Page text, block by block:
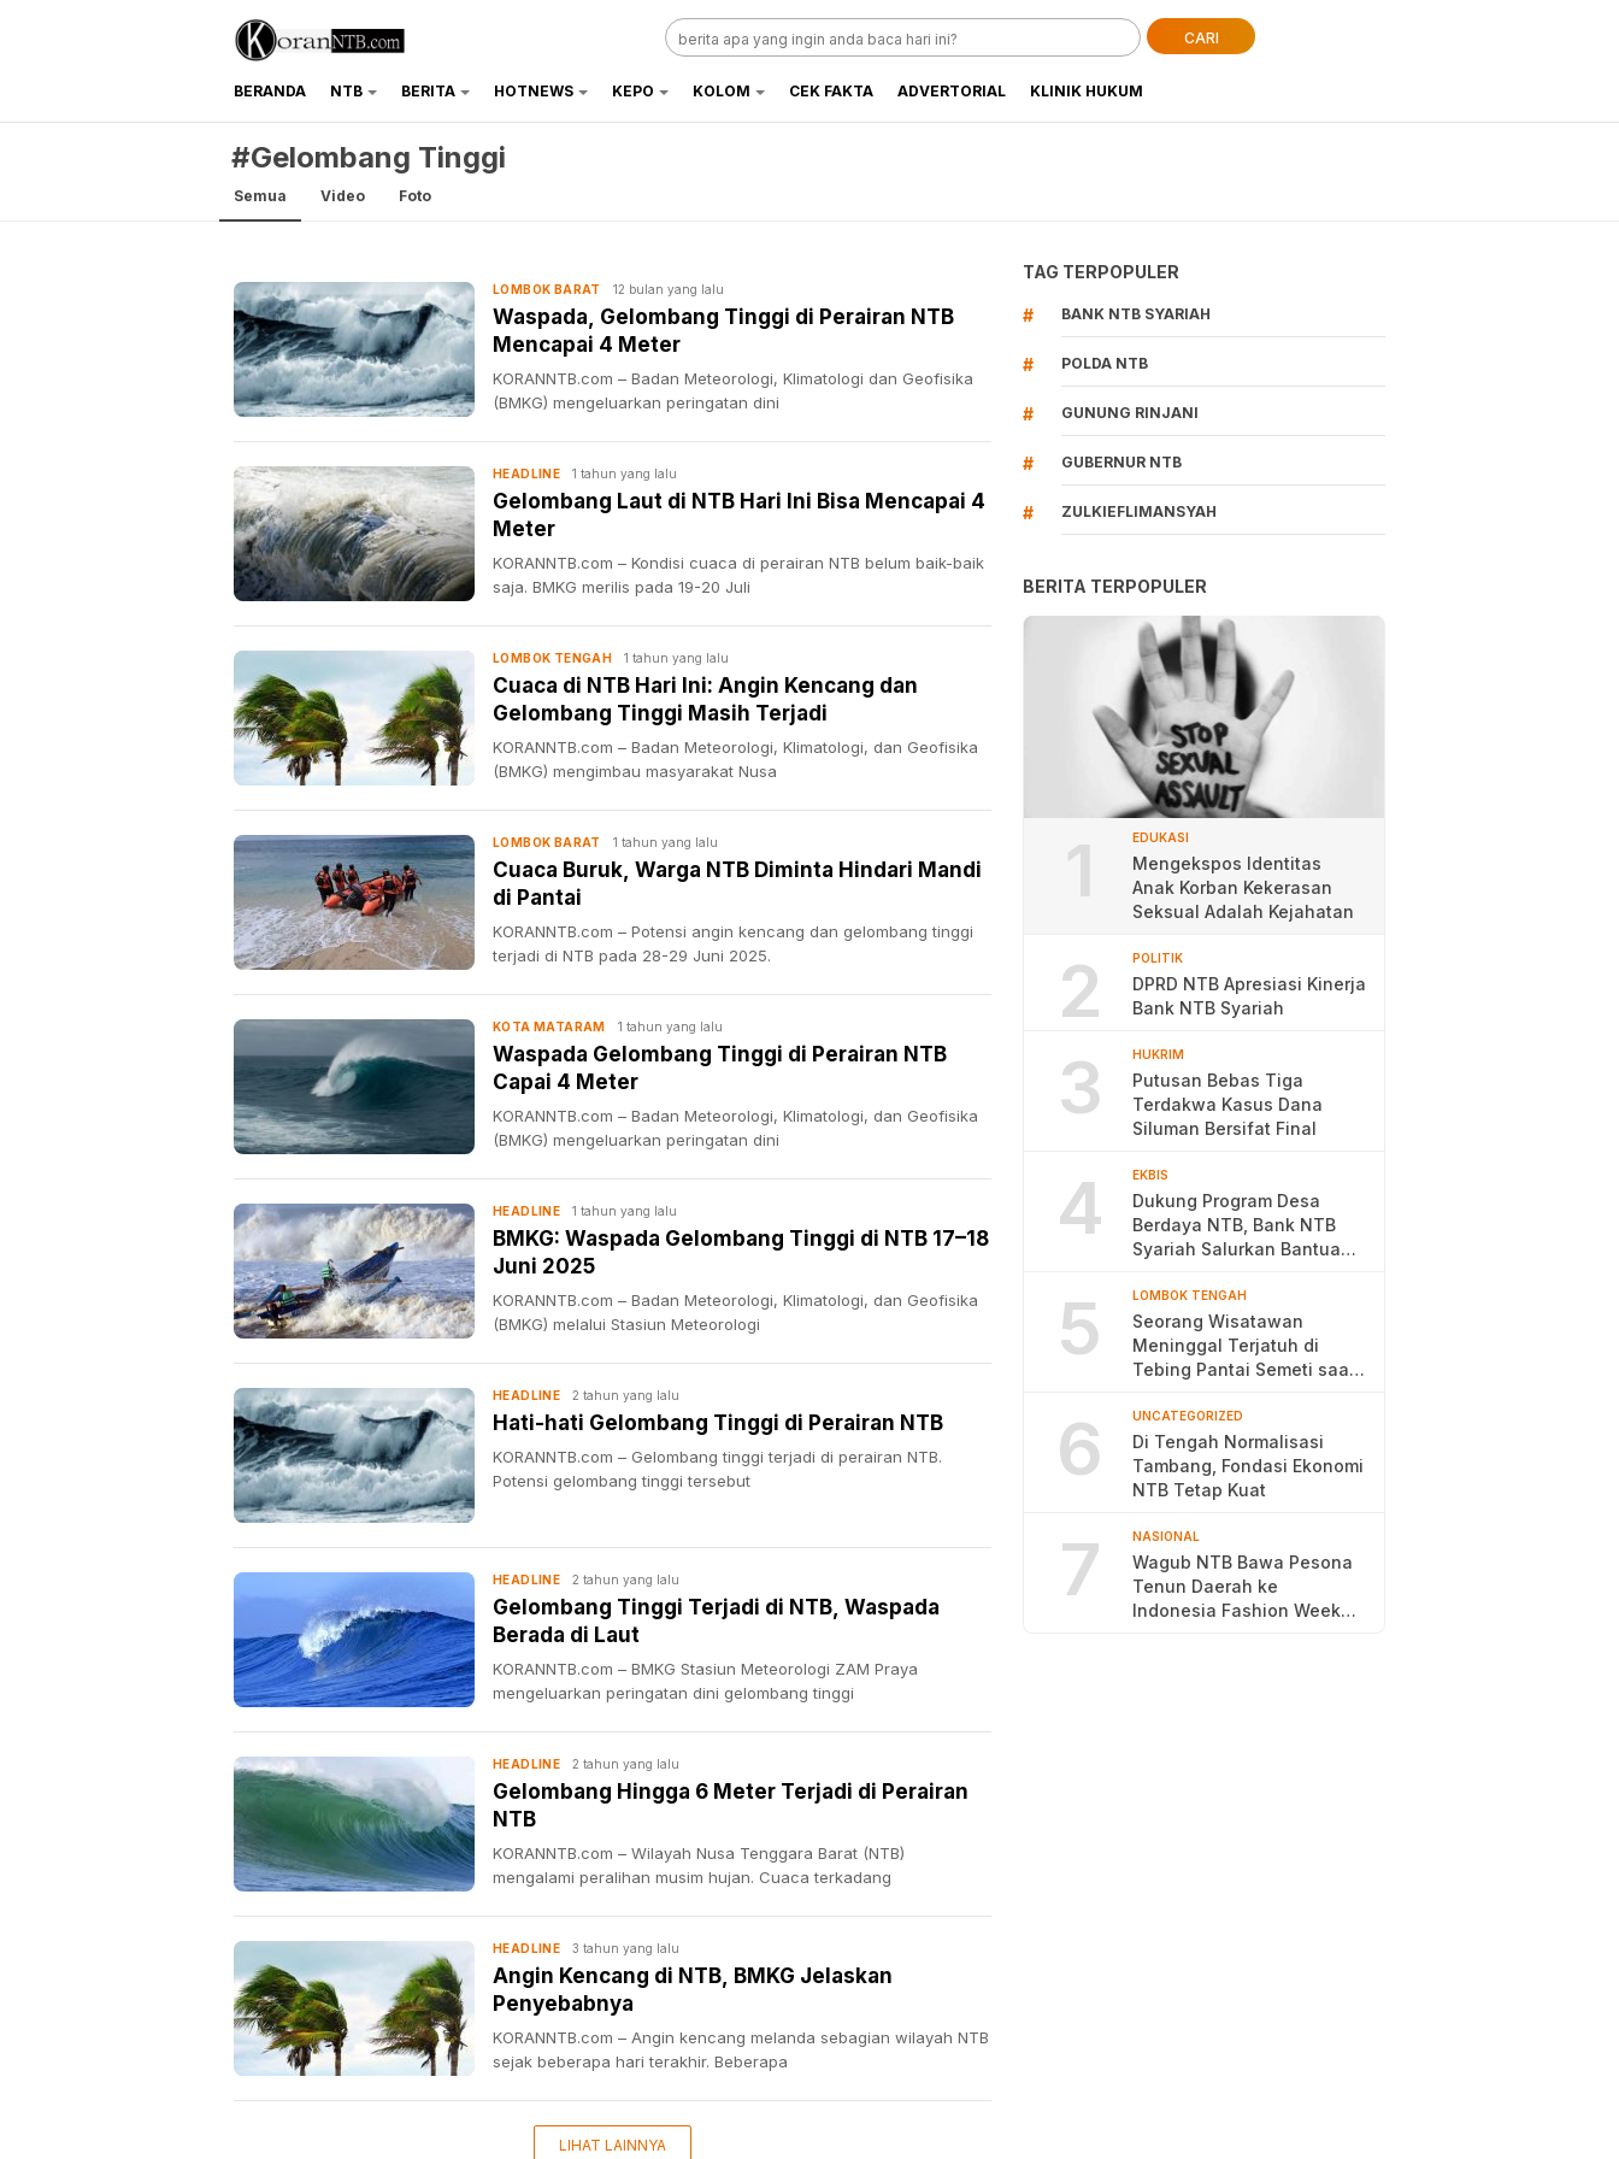
koranntb.com
CARI
BERANDA NTB BERITA HOTNEWS KEPO KOLOM CEK FAKTA ADVERTORIAL KLINIK HUKUM
#Gelombang Tinggi
Semua Video Foto
LOMBOK BARAT 12 bulan yang lalu
Waspada, Gelombang Tinggi di Perairan NTB
Mencapai 4 Meter
KORANNTB.com – Badan Meteorologi, Klimatologi dan Geofisika
(BMKG) mengeluarkan peringatan dini
HEADLINE 1 tahun yang lalu
Gelombang Laut di NTB Hari Ini Bisa Mencapai 4
Meter
KORANNTB.com – Kondisi cuaca di perairan NTB belum baik-baik
saja. BMKG merilis pada 19-20 Juli
LOMBOK TENGAH 1 tahun yang lalu
Cuaca di NTB Hari Ini: Angin Kencang dan
Gelombang Tinggi Masih Terjadi
KORANNTB.com – Badan Meteorologi, Klimatologi, dan Geofisika
(BMKG) mengimbau masyarakat Nusa
LOMBOK BARAT 1 tahun yang lalu
Cuaca Buruk, Warga NTB Diminta Hindari Mandi
di Pantai
KORANNTB.com – Potensi angin kencang dan gelombang tinggi
terjadi di NTB pada 28-29 Juni 2025.
KOTA MATARAM 1 tahun yang lalu
Waspada Gelombang Tinggi di Perairan NTB
Capai 4 Meter
KORANNTB.com – Badan Meteorologi, Klimatologi, dan Geofisika
(BMKG) mengeluarkan peringatan dini
HEADLINE 1 tahun yang lalu
BMKG: Waspada Gelombang Tinggi di NTB 17–18
Juni 2025
KORANNTB.com – Badan Meteorologi, Klimatologi, dan Geofisika
(BMKG) melalui Stasiun Meteorologi
HEADLINE 2 tahun yang lalu
Hati-hati Gelombang Tinggi di Perairan NTB
KORANNTB.com – Gelombang tinggi terjadi di perairan NTB.
Potensi gelombang tinggi tersebut
HEADLINE 2 tahun yang lalu
Gelombang Tinggi Terjadi di NTB, Waspada
Berada di Laut
KORANNTB.com – BMKG Stasiun Meteorologi ZAM Praya
mengeluarkan peringatan dini gelombang tinggi
HEADLINE 2 tahun yang lalu
Gelombang Hingga 6 Meter Terjadi di Perairan
NTB
KORANNTB.com – Wilayah Nusa Tenggara Barat (NTB)
mengalami peralihan musim hujan. Cuaca terkadang
HEADLINE 3 tahun yang lalu
Angin Kencang di NTB, BMKG Jelaskan
Penyebabnya
KORANNTB.com – Angin kencang melanda sebagian wilayah NTB
sejak beberapa hari terakhir. Beberapa
LIHAT LAINNYA
TAG TERPOPULER
# BANK NTB SYARIAH
# POLDA NTB
# GUNUNG RINJANI
# GUBERNUR NTB
# ZULKIEFLIMANSYAH
BERITA TERPOPULER
1 EDUKASI
Mengekspos Identitas
Anak Korban Kekerasan
Seksual Adalah Kejahatan
2 POLITIK
DPRD NTB Apresiasi Kinerja
Bank NTB Syariah
3 HUKRIM
Putusan Bebas Tiga
Terdakwa Kasus Dana
Siluman Bersifat Final
4 EKBIS
Dukung Program Desa
Berdaya NTB, Bank NTB
Syariah Salurkan Bantuan
5 LOMBOK TENGAH
Seorang Wisatawan
Meninggal Terjatuh di
Tebing Pantai Semeti saat
6 UNCATEGORIZED
Di Tengah Normalisasi
Tambang, Fondasi Ekonomi
NTB Tetap Kuat
7 NASIONAL
Wagub NTB Bawa Pesona
Tenun Daerah ke
Indonesia Fashion Week